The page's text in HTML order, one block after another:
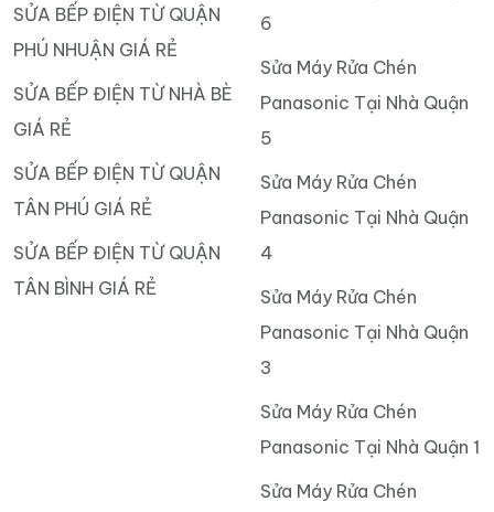
SỬA BẾP ĐIỆN TỪ QUẬN
PHÚ NHUẬN GIÁ RẺ
SỬA BẾP ĐIỆN TỪ NHÀ BÈ
GIÁ RẺ
SỬA BẾP ĐIỆN TỪ QUẬN
TÂN PHÚ GIÁ RẺ
SỬA BẾP ĐIỆN TỪ QUẬN
TÂN BÌNH GIÁ RẺ
6
Sửa Máy Rửa Chén
Panasonic Tại Nhà Quận
5
Sửa Máy Rửa Chén
Panasonic Tại Nhà Quận
4
Sửa Máy Rửa Chén
Panasonic Tại Nhà Quận
3
Sửa Máy Rửa Chén
Panasonic Tại Nhà Quận 1
Sửa Máy Rửa Chén